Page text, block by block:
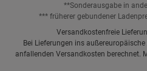
**Sonderausgabe in
*** früherer gebundener
Versandkostenfreie
Bei Lieferungen ins
anfallenden Versandkosten berechnet.